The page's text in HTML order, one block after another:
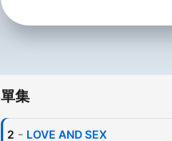
單集
2 - LOVE AND SEX